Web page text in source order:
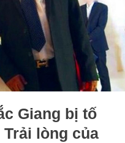
Giang bị tố
lòng của